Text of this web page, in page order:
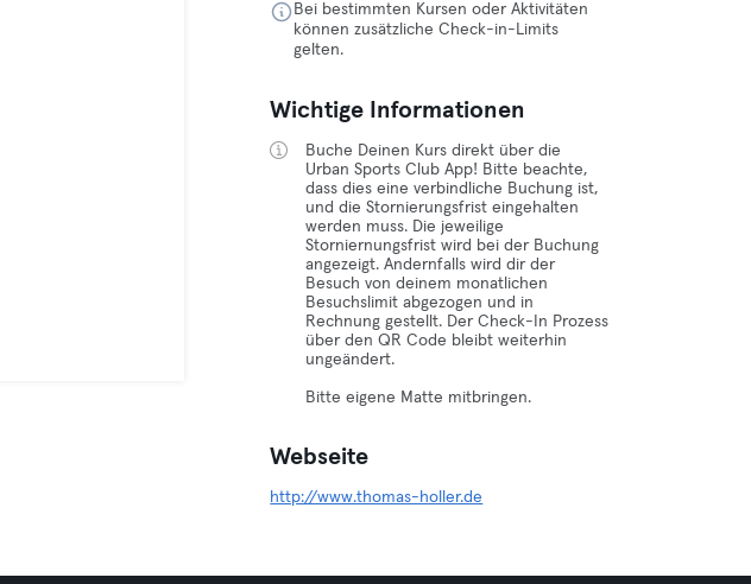
Bei bestimmten Kursen oder Aktivitäten
können zusätzliche Check-in-Limits
gelten.
Wichtige Informationen
Buche Deinen Kurs direkt über die
Urban Sports Club App! Bitte beachte,
dass dies eine verbindliche Buchung ist,
und die Stornierungsfrist eingehalten
werden muss. Die jeweilige
Storniernungsfrist wird bei der Buchung
angezeigt. Andernfalls wird dir der
Besuch von deinem monatlichen
Besuchslimit abgezogen und in
Rechnung gestellt. Der Check-In Prozess
über den QR Code bleibt weiterhin
ungeändert.
Bitte eigene Matte mitbringen.
Webseite
http://www.thomas-holler.de